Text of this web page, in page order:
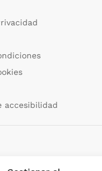
accesibilidad